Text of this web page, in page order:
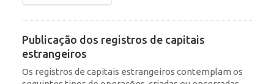
Publicação dos registros de capitais
estrangeiros
Os registros de capitais estrangeiros contemplam os